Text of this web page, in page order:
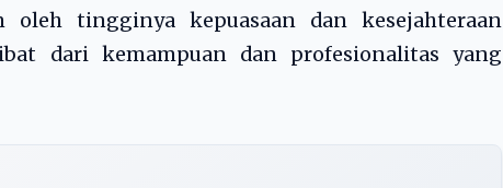
tingginya kepuasaan dan kesejahteraan
dari kemampuan dan profesionalitas yang